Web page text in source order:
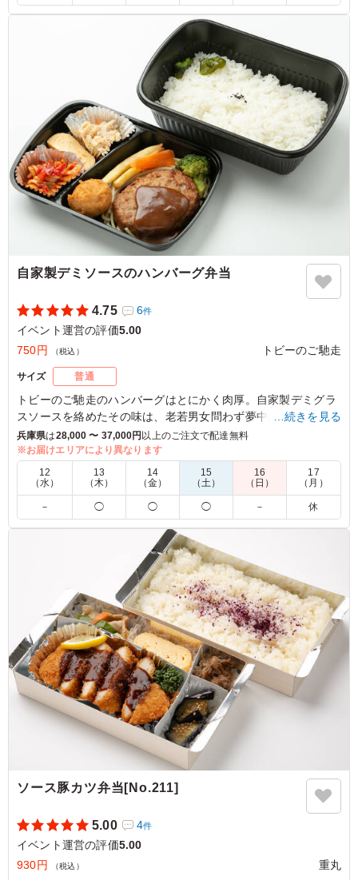
5.0
2段のお弁当箱にぎっしりと味付けご飯とおかずが詰まっ
ていて、見た目にも食欲をそそるお弁当でした。それぞれ
の料理は丁寧に調理させており、全員完食していた様子で
ご利用シーン：イベント運営›試験
大阪府箕面市船場東2025/11/12
自家製デミソースのハンバーグ弁当
4.75 6件
イベント運営の評価5.00
750円
（税込） トビーのご馳走
サイズ 普通
トビーのご馳走のハンバーグはとにかく肉厚。自家製デミグラ
スソースを絡めたその味は、老若男女問わず夢中になっちゃい
ます！自慢の日替わり副菜とともにお楽しみください。
※ご飯の種類を下記プルダウンよりお選びください。
5.0
何回か注文していますが、発注者の勉強不足でご飯が複数
から選べると初めて気づき、今回はワカメご飯を選んだと
ころ、完食続出でした。フライドポテトが箸休めに丁度良
く、美味しく頂きました。
ご利用シーン：イベント運営›試験
大阪府箕面市船場東2025/07/17
…続きを見る
兵庫県は28,000 〜 37,000円 以上のご注文で配達無料
※お届けエリアにより異なります
12
（水）
13
（木）
14
（金）
15
（土）
16
（日）
17
（月）
－ ◯ ◯ ◯ － 休
ソース豚カツ弁当[No.211]
5.00 4件
イベント運営の評価5.00
930円
（税込） 重丸